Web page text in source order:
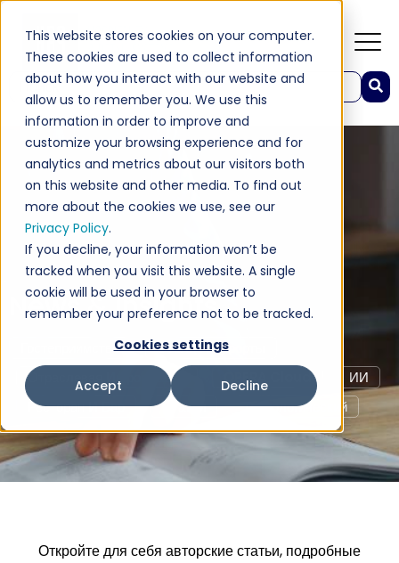
This website stores cookies on your computer.
These cookies are used to collect information
about how you interact with our website and
allow us to remember you. We use this
information in order to improve and
customize your browsing experience and for
analytics and metrics about our visitors both
on this website and other media. To find out
more about the cookies we use, see our
Privacy Policy.
If you decline, your information won’t be
tracked when you visit this website. A single
cookie will be used in your browser to
remember your preference not to be tracked.
Cookies settings
Accept Decline
Это поле поиска с прикрепленной функцией автоподстановки.
Результаты отсутствуют, так как поле поиска
News & Insights
Гостеприимство
Отели И Курорты
Отраслевая Информация
OPERA Cloud
ИИ
Ресторан И Бар
Статьи Технологический
Откройте для себя авторские статьи, подробные